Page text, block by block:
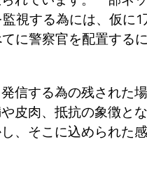
視する為には、仮に
に警察官を配置する
信する為の残された
皮肉、抵抗の象徴と
、そこに込められた